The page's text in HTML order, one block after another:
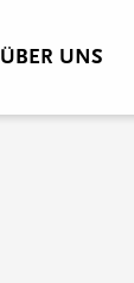
ÜBER UNS